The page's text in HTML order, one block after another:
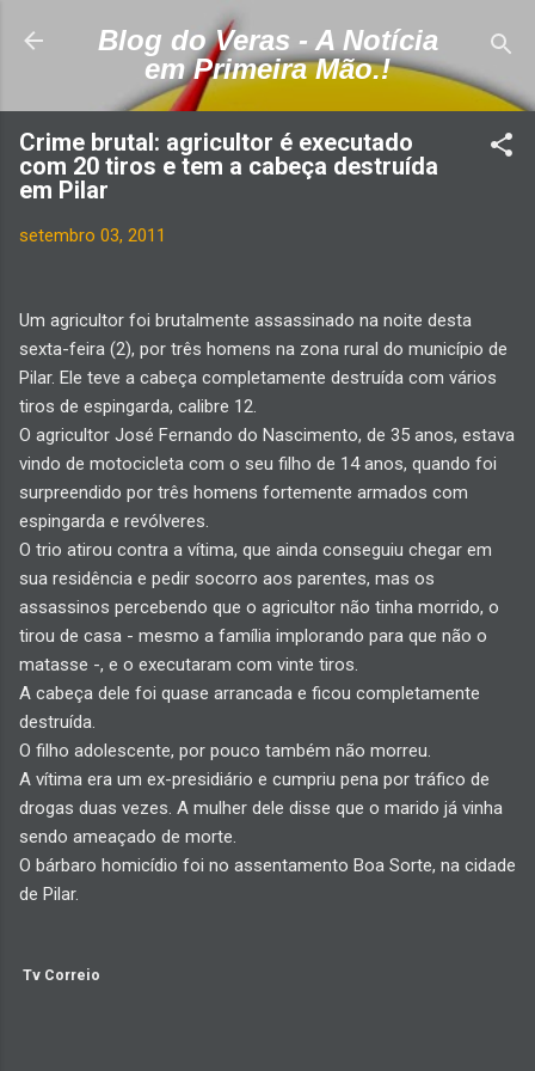
Pular para o conteúdo principal
Blog do Veras - A Notícia
em Primeira Mão.!
Crime brutal: agricultor é executado
com 20 tiros e tem a cabeça destruída
em Pilar
setembro 03, 2011
Um agricultor foi brutalmente assassinado na noite desta
sexta-feira (2), por três homens na zona rural do município de
Pilar. Ele teve a cabeça completamente destruída com vários
tiros de espingarda, calibre 12.
O agricultor José Fernando do Nascimento, de 35 anos, estava
vindo de motocicleta com o seu filho de 14 anos, quando foi
surpreendido por três homens fortemente armados com
espingarda e revólveres.
O trio atirou contra a vítima, que ainda conseguiu chegar em
sua residência e pedir socorro aos parentes, mas os
assassinos percebendo que o agricultor não tinha morrido, o
tirou de casa - mesmo a família implorando para que não o
matasse -, e o executaram com vinte tiros.
A cabeça dele foi quase arrancada e ficou completamente
destruída.
O filho adolescente, por pouco também não morreu.
A vítima era um ex-presidiário e cumpriu pena por tráfico de
drogas duas vezes. A mulher dele disse que o marido já vinha
sendo ameaçado de morte.
O bárbaro homicídio foi no assentamento Boa Sorte, na cidade
de Pilar.
Tv Correio